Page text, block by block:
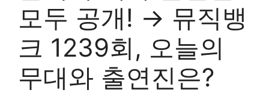
모두 공개! → 뮤직뱅
크 1239회, 오늘의
무대와 출연진은?